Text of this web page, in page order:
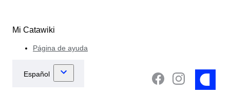
Mi Catawiki
Página de ayuda